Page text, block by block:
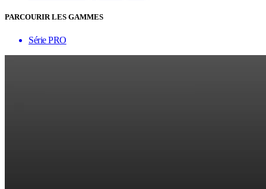
PARCOURIR LES GAMMES
Série PRO